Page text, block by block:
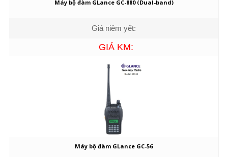
Máy bộ đàm GLance GC-880 (Dual-band)
Giá niêm yết:
GIÁ KM:
Máy bộ đàm GLance GC-56